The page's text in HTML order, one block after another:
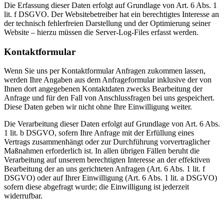
Die Erfassung dieser Daten erfolgt auf Grundlage von Art. 6 Abs. 1
lit. f DSGVO. Der Websitebetreiber hat ein berechtigtes Interesse an
der technisch fehlerfreien Darstellung und der Optimierung seiner
Website – hierzu müssen die Server-Log-Files erfasst werden.
Kontaktformular
Wenn Sie uns per Kontaktformular Anfragen zukommen lassen,
werden Ihre Angaben aus dem Anfrageformular inklusive der von
Ihnen dort angegebenen Kontaktdaten zwecks Bearbeitung der
Anfrage und für den Fall von Anschlussfragen bei uns gespeichert.
Diese Daten geben wir nicht ohne Ihre Einwilligung weiter.
Die Verarbeitung dieser Daten erfolgt auf Grundlage von Art. 6 Abs.
1 lit. b DSGVO, sofern Ihre Anfrage mit der Erfüllung eines
Vertrags zusammenhängt oder zur Durchführung vorvertraglicher
Maßnahmen erforderlich ist. In allen übrigen Fällen beruht die
Verarbeitung auf unserem berechtigten Interesse an der effektiven
Bearbeitung der an uns gerichteten Anfragen (Art. 6 Abs. 1 lit. f
DSGVO) oder auf Ihrer Einwilligung (Art. 6 Abs. 1 lit. a DSGVO)
sofern diese abgefragt wurde; die Einwilligung ist jederzeit
widerrufbar.